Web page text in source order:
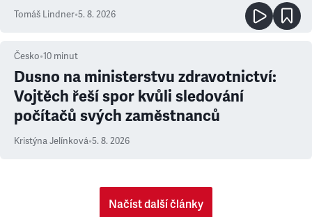
Tomáš Lindner•5. 8. 2026
Česko•10 minut
Dusno na ministerstvu zdravotnictví:
Vojtěch řeší spor kvůli sledování
počítačů svých zaměstnanců
Kristýna Jelínková•5. 8. 2026
Načíst další články